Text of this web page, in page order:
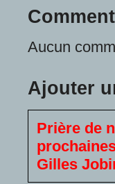
Aucun
Ajouter
Prière de
Gilles